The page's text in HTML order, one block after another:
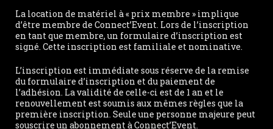
La location de matériel à « prix membre » implique
d’être membre de Connect’Event. Lors de l’inscription
en tant que membre, un formulaire d’inscription est
signé. Cette inscription est familiale et nominative.
L’inscription est immédiate sous réserve de la remise
du formulaire d’inscription et du paiement de
l’adhésion. La validité de celle-ci est de 1 an et le
renouvellement est soumis aux mêmes règles que la
première inscription. Seule une personne majeure peut
souscrire un abonnement à Connect’Event.